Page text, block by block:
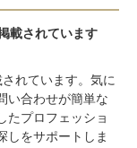
載されています
れています。気に
い合わせが簡単な
たプロフェッショ
しをサポートしま